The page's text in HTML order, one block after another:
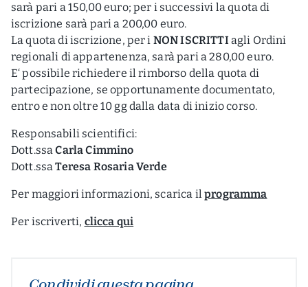
sarà pari a 150,00 euro; per i successivi la quota di
iscrizione sarà pari a 200,00 euro.
La quota di iscrizione, per i NON ISCRITTI agli Ordini
regionali di appartenenza, sarà pari a 280,00 euro.
E‘ possibile richiedere il rimborso della quota di
partecipazione, se opportunamente documentato,
entro e non oltre 10 gg dalla data di inizio corso.
Responsabili scientifici:
Dott.ssaCarla Cimmino
Dott.ssaTeresa Rosaria Verde
Per maggiori informazioni, scarica ilprogramma
Per iscriverti, clicca qui